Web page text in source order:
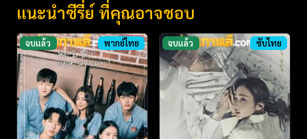
แนะนำซีรี่ย์ ที่คุณอาจชอบ
จบแล้ว พากย์ไทย จบแล้ว ซับไทย